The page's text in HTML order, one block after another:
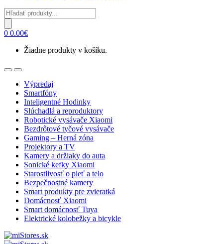
Products
search
0 0.00€
Žiadne produkty v košíku.
OpenClose
Výpredaj
Smartfóny
Inteligentné Hodinky
Slúchadlá a reproduktory
Robotické vysávače Xiaomi
Bezdrôtové tyčové vysávače
Gaming – Herná zóna
Projektory a TV
Kamery a držiaky do auta
Sonické kefky Xiaomi
Starostlivosť o pleť a telo
Bezpečnostné kamery
Smart produkty pre zvieratká
Domácnosť Xiaomi
Smart domácnosť Tuya
Elektrické kolobežky a bicykle